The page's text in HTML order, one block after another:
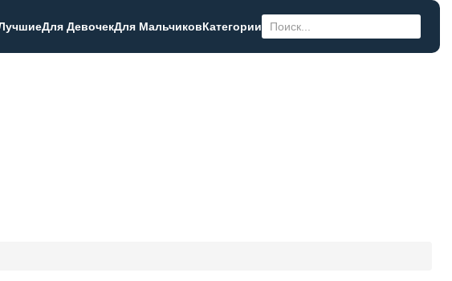
Для ДевочекДля МальчиковКатегории